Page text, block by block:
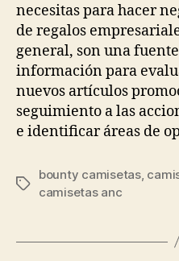
necesitas para hacer
de regalos
general, son una
información para
nuevos artículos
seguimiento a las
e identificar áreas de
Etiquetas
bounty camisetas,
camisetas anc